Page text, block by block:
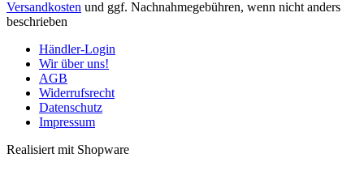
Versandkosten und ggf. Nachnahmegebühren, wenn nicht anders
beschrieben
Händler-Login
Wir über uns!
AGB
Widerrufsrecht
Datenschutz
Impressum
Realisiert mit Shopware